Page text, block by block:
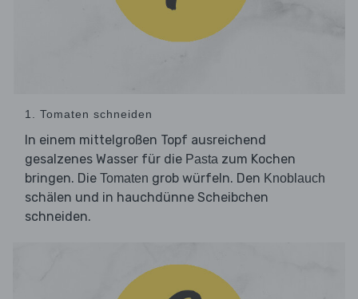
1. Tomaten schneiden
In einem mittelgroßen Topf ausreichend
gesalzenes Wasser für die Pasta zum Kochen
bringen. Die Tomaten grob würfeln. Den Knoblauch
schälen und in hauchdünne Scheibchen
schneiden.